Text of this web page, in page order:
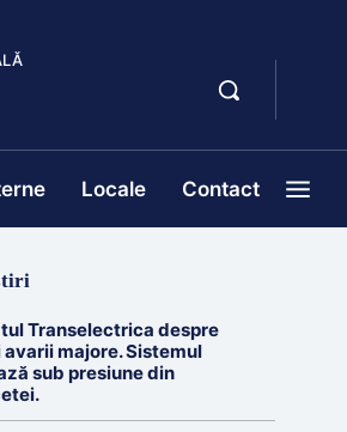
Locale Contact
Transelectrica despre
majore. Sistemul
sub presiune din